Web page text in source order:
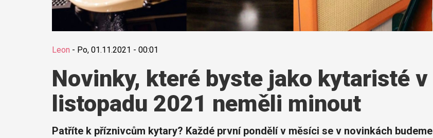
Leon - Po, 01.11.2021 - 00:01
Novinky, které byste jako kytaristé v
listopadu 2021 neměli minout
Patříte k příznivcům kytary? Každé první pondělí v měsíci se v novinkách budeme